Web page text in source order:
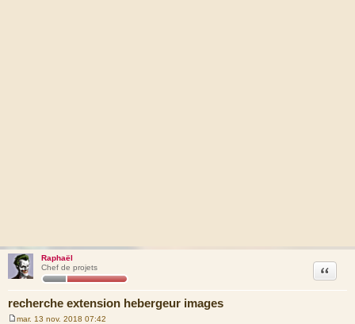
Raphaël
Chef de projets
recherche extension hebergeur images
Citation
mar. 13 nov. 2018 07:42